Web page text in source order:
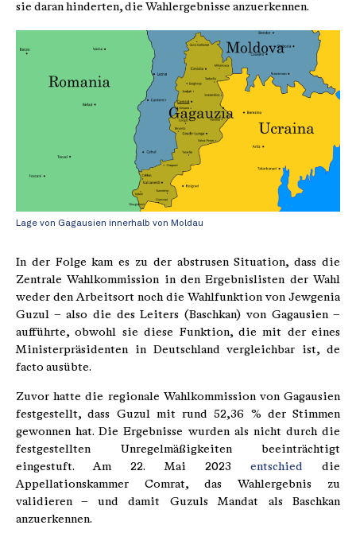
sie daran hinderten, die Wahlergebnisse anzuerkennen.
Lage von Gagausien innerhalb von Moldau
In der Folge kam es zu der abstrusen Situation, dass die
Zentrale Wahlkommission in den Ergebnislisten der Wahl
weder den Arbeitsort noch die Wahlfunktion von Jewgenia
Guzul – also die des Leiters (Baschkan) von Gagausien –
aufführte, obwohl sie diese Funktion, die mit der eines
Ministerpräsidenten in Deutschland vergleichbar ist, de
facto ausübte.
Zuvor hatte die regionale Wahlkommission von Gagausien
festgestellt, dass Guzul mit rund 52,36 % der Stimmen
gewonnen hat. Die Ergebnisse wurden als nicht durch die
festgestellten Unregelmäßigkeiten beeinträchtigt
eingestuft. Am 22. Mai 2023 entschied die
Appellationskammer Comrat, das Wahlergebnis zu
validieren – und damit Guzuls Mandat als Baschkan
anzuerkennen.